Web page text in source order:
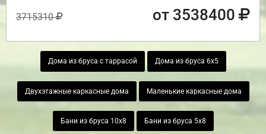
3715310 от 3538400
Дома из бруса с таррасой Дома из бруса 6х5
Двухэтажные каркасные дома Маленькие каркасные дома
Бани из бруса 10х8 Бани из бруса 5х8